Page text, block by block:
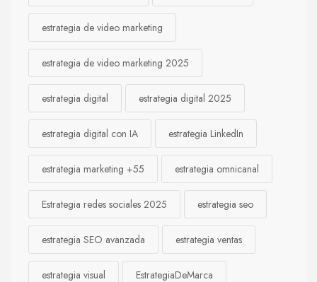
estrategia de video marketing
estrategia de video marketing 2025
estrategia digital estrategia digital 2025
estrategia digital con IA estrategia LinkedIn
estrategia marketing +55 estrategia omnicanal
Estrategia redes sociales 2025 estrategia seo
estrategia SEO avanzada estrategia ventas
estrategia visual EstrategiaDeMarca